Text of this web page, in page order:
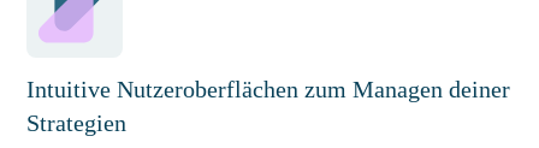
Intuitive Nutzeroberflächen zum Managen deiner
Strategien